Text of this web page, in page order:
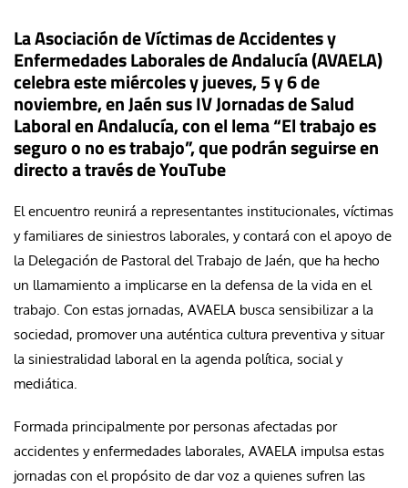
La Asociación de Víctimas de Accidentes y
Enfermedades Laborales de Andalucía (AVAELA)
celebra este miércoles y jueves, 5 y 6 de
noviembre, en Jaén sus IV Jornadas de Salud
Laboral en Andalucía, con el lema “El trabajo es
seguro o no es trabajo”, que podrán seguirse en
directo a través de YouTube
El encuentro reunirá a representantes institucionales, víctimas
y familiares de siniestros laborales, y contará con el apoyo de
la Delegación de Pastoral del Trabajo de Jaén, que ha hecho
un llamamiento a implicarse en la defensa de la vida en el
trabajo. Con estas jornadas, AVAELA busca sensibilizar a la
sociedad, promover una auténtica cultura preventiva y situar
la siniestralidad laboral en la agenda política, social y
mediática.
Formada principalmente por personas afectadas por
accidentes y enfermedades laborales, AVAELA impulsa estas
jornadas con el propósito de dar voz a quienes sufren las